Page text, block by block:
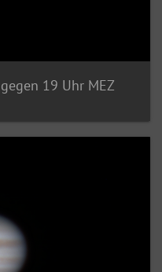
19 Uhr MEZ